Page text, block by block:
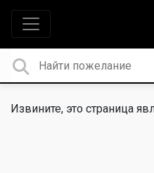
Извините, это страница